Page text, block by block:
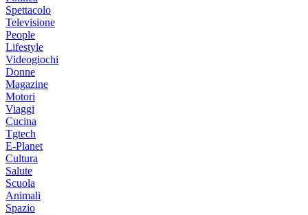
Spettacolo
Televisione
People
Lifestyle
Videogiochi
Donne
Magazine
Motori
Viaggi
Cucina
Tgtech
E-Planet
Cultura
Salute
Scuola
Animali
Spazio